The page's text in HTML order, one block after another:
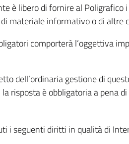
è libero di fornire al
materiale informativo o di altre
comporterà l’oggettiva
dell’ordinaria gestione di
risposta è obbligatoria a pena
i seguenti diritti in qualità di